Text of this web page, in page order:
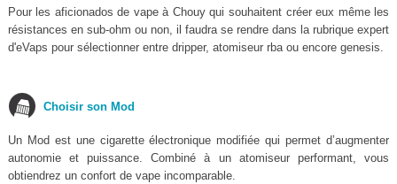
Pour les aficionados de vape à Chouy qui souhaitent créer eux même les
résistances en sub-ohm ou non, il faudra se rendre dans la rubrique expert
d'eVaps pour sélectionner entre dripper, atomiseur rba ou encore genesis.
Choisir son Mod
Un Mod est une cigarette électronique modifiée qui permet d’augmenter
autonomie et puissance. Combiné à un atomiseur performant, vous
obtiendrez un confort de vape incomparable.